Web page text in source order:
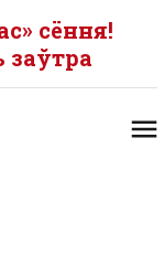
сёння!